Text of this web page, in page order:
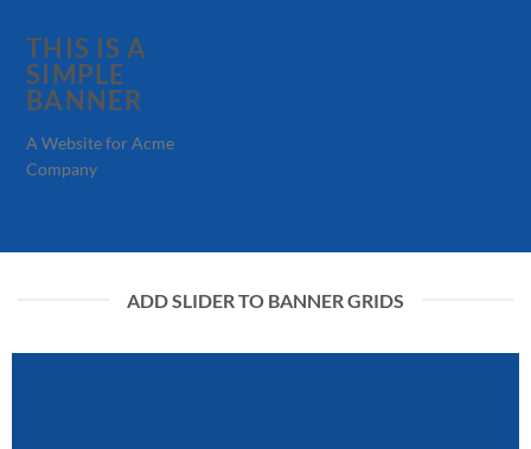
THIS IS A
SIMPLE
BANNER
A Website for Acme
Company
ADD SLIDER TO BANNER GRIDS